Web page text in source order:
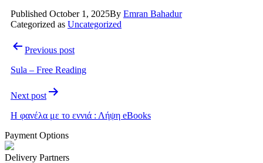
Published October 1, 2025By Emran Bahadur
Categorized as Uncategorized
Post
navigation
Previous post
Sula – Free Reading
Next post
Η φανέλα με το εννιά : Λήψη eBooks
Payment Options
Delivery Partners